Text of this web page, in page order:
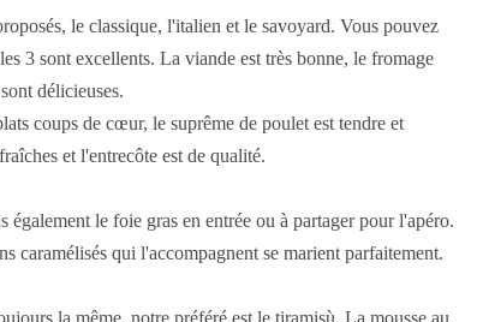
le classique, l'italien et le savoyard. Vous pouvez
3 sont excellents. La viande est très bonne, le fromage
délicieuses.
coups de cœur, le suprême de poulet est tendre et
et l'entrecôte est de qualité.
également le foie gras en entrée ou à partager pour l'apéro.
caramélisés qui l'accompagnent se marient parfaitement.